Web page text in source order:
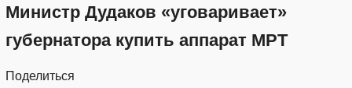
Министр Дудаков «уговаривает»
губернатора купить аппарат МРТ
Поделиться